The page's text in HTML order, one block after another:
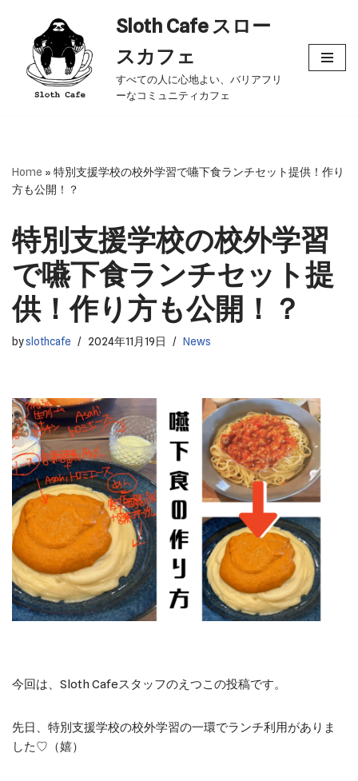
キ
ッ
Sloth Cafe スロー
スカフェ
すべての人に心地よい、バリアフリ
ーなコミュニティカフェ
Home » 特別支援学校の校外学習で嚥下食ランチセット提供！作り
方も公開！？
特別支援学校の校外学習
で嚥下食ランチセット提
供！作り方も公開！？
byslothcafe 2024年11月19日 News
今回は、Sloth Cafeスタッフのえつこの投稿です。
先日、特別支援学校の校外学習の一環でランチ利用がありま
した♡（嬉）